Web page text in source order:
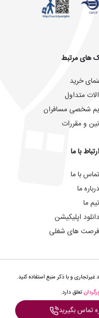
تماس بگیرید
های مرتبط
خرید
متداول
شخصی مسافران
و مقررات
ارتباط با ما
تماس با ما
درباره ما
تیم ما
دانلود اپلیکیشن
فرصت های شغلی
و با ذکر منبع استفاده کنید.
تعلق دارد.